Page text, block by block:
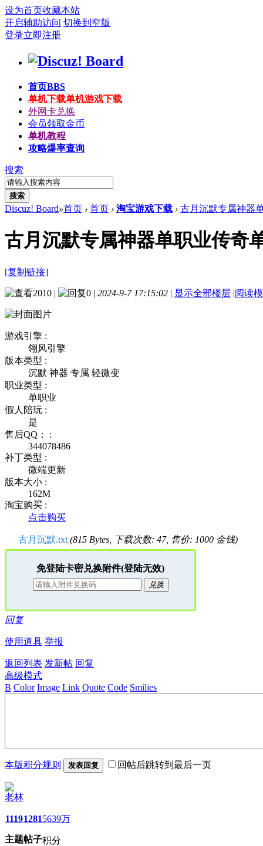
设为首页收藏本站
开启辅助访问 切换到窄版
登录立即注册
首页BBS
单机下载单机游戏下载
外网卡兑换
会员领取金币
单机教程
攻略爆率查询
搜索
搜索
Discuz! Board»首页 › 首页 › 淘宝游戏下载 › 古月沉默专属神器
古月沉默专属神器单职业传奇
[复制链接]
2010 | 0 | 2024-9-7 17:15:02 | 显示全部楼层 |阅读
游戏引擎 :
翎风引擎
版本类型 :
沉默 神器 专属 轻微变
职业类型 :
单职业
假人陪玩 :
是
售后QQ： :
344078486
补丁类型 :
微端更新
版本大小 :
162M
淘宝购买 :
点击购买
古月沉默.txt (815 Bytes, 下载次数: 47, 售价: 1000 金钱)
免登陆卡密兑换附件(登陆无效)
兑换
回复
使用道具 举报
返回列表 发新帖 回复
高级模式
B Color Image Link Quote Code Smilies
本版积分规则 发表回复 回帖后跳转到最后一页
老林
1119
主题
1281
帖子
5639万
积分